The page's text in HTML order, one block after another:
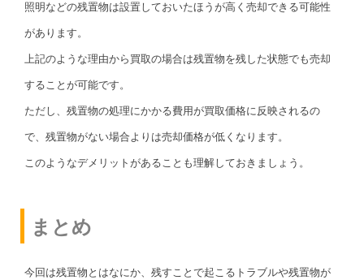
照明などの残置物は設置しておいたほうが高く売却できる可能性
があります。
上記のような理由から買取の場合は残置物を残した状態でも売却
することが可能です。
ただし、残置物の処理にかかる費用が買取価格に反映されるの
で、残置物がない場合よりは売却価格が低くなります。
このようなデメリットがあることも理解しておきましょう。
まとめ
今回は残置物とはなにか、残すことで起こるトラブルや残置物が